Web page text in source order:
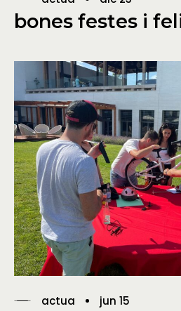
bones festes i
actua jun 15